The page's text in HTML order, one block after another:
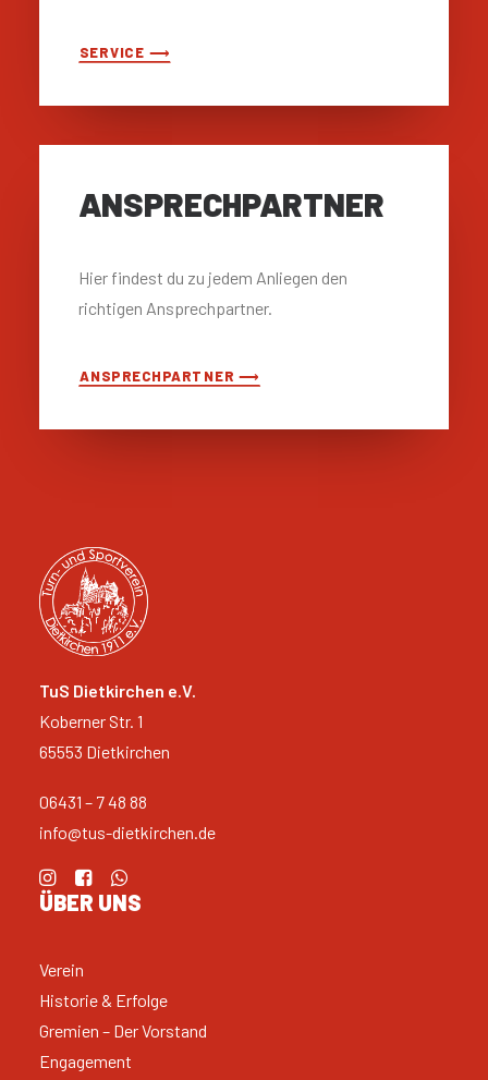
SERVICE ⟶
ANSPRECH­PARTNER
Hier findest du zu jedem Anliegen den
richtigen Ansprechpartner.
ANSPRECHPARTNER ⟶
TuS Dietkirchen e.V.
Koberner Str. 1
65553 Dietkirchen
06431 – 7 48 88
info@tus-dietkirchen.de
ÜBER UNS
Verein
Historie & Erfolge
Gremien – Der Vorstand
Engagement